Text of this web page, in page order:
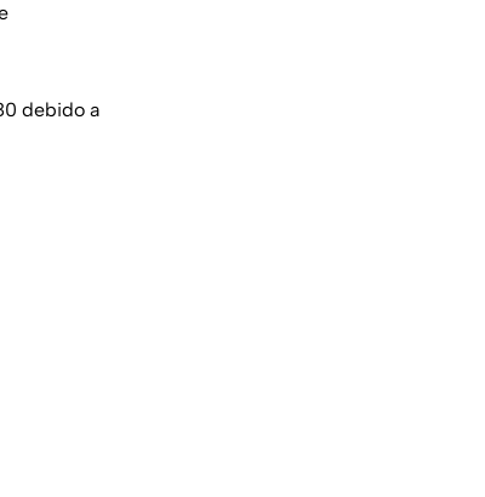
debido a